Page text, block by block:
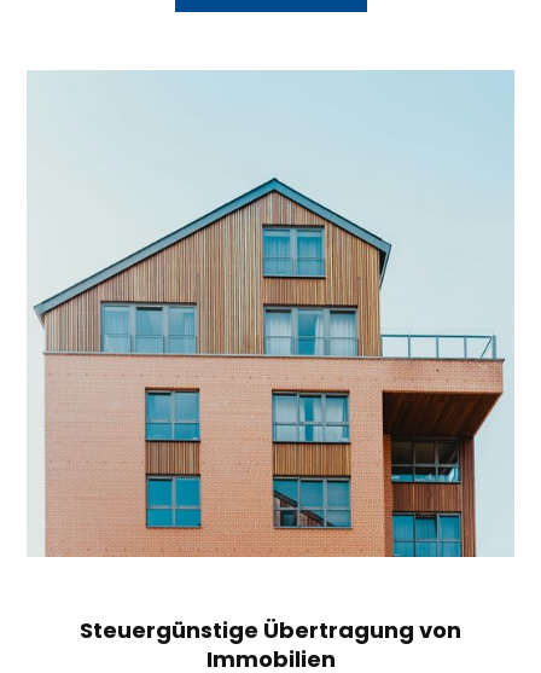
Steuergünstige Übertragung von
Immobilien